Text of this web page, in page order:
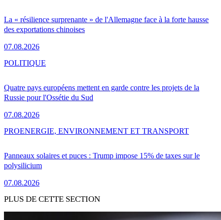
La « résilience surprenante » de l'Allemagne face à la forte hausse
des exportations chinoises
07.08.2026
Quatre pays européens mettent en garde contre les projets de la
Russie pour l'Ossétie du Sud
07.08.2026
POLITIQUE
Panneaux solaires et puces : Trump impose 15% de taxes sur le
polysilicium
07.08.2026
PROENERGIE, ENVIRONNEMENT ET TRANSPORT
PLUS DE CETTE SECTION